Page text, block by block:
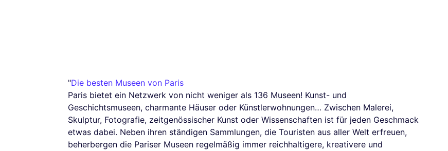
"Die besten Museen von Paris
Paris bietet ein Netzwerk von nicht weniger als 136 Museen! Kunst- und
Geschichtsmuseen, charmante Häuser oder Künstlerwohnungen… Zwischen Malerei,
Skulptur, Fotografie, zeitgenössischer Kunst oder Wissenschaften ist für jeden Geschmack
etwas dabei. Neben ihren ständigen Sammlungen, die Touristen aus aller Welt erfreuen,
beherbergen die Pariser Museen regelmäßig immer reichhaltigere, kreativere und